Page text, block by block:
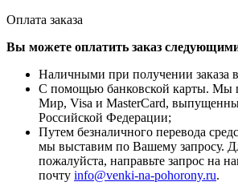
Оплата заказа
Вы можете оплатить заказ
Наличными при получении заказа
С помощью банковской карты. Мы
Мир, Visa и MasterCard,
Российской Федерации;
Путем безналичного перевода
мы выставим по Вашему запросу.
пожалуйста, направьте запрос на
почту info@venki-na-pohorony.ru.